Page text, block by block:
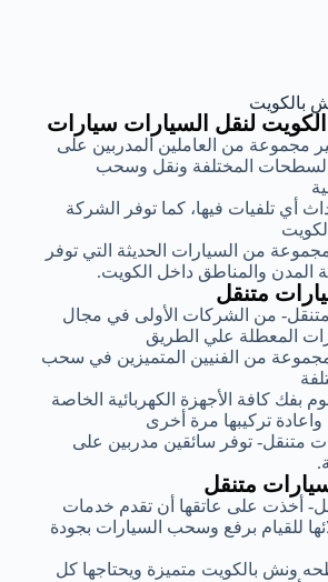
بالكويت
لنقل السيارات سيارات
مجموعة من العاملين المدربين على
السطحات المختلفة ونقل وسحب
أي تلفيات فيها، كما توفر الشركة
من السيارات الحديثة التي توفر
والمناطق داخل الكويت.
متنقل
من الشركات الأولى في مجال
المعطلة علي الطريق
من الفنيين المتميزين في سحب
بفك كافة الأجهزة الكهربائية الخاصة
تركيبها مرة أخرى
متنقل- توفر سائقين مدربين على
متنقل
أخذت على عاتقها أن تقدم خدمات
للقيام برفع وسحب السيارات بجودة
ونش بالكويت متميزة ويحتاجها كل